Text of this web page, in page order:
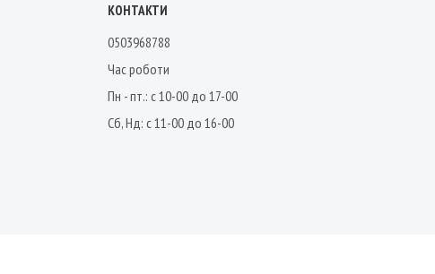
КОНТАКТИ
0503968788
Час роботи
Пн - пт.: с 10-00 до 17-00
Сб, Нд: с 11-00 до 16-00